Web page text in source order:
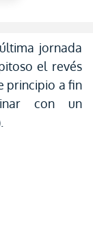
jornada
el revés
principio a fin
con un